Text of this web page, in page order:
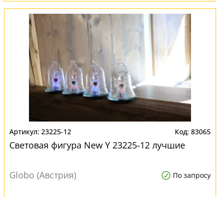
23225-12 83065
Световая фигура New Y 23225-12 лучшие
Globo (Австрия) По запросу